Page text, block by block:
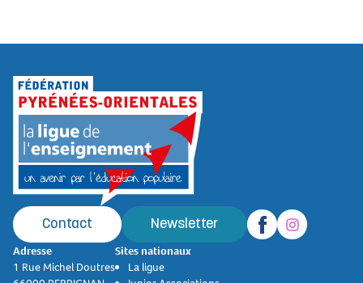
Contact Newsletter
Adresse
1 Rue Michel Doutres
Sites nationaux
La ligue